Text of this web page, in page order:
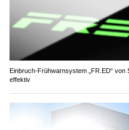
Einbruch-Frühwarnsystem „FR.ED“
effektiv